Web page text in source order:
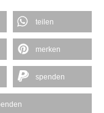
teilen
merken
spenden